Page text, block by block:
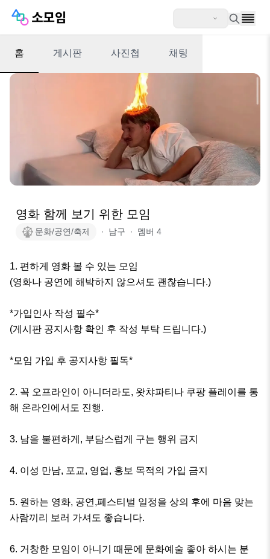
홈 게시판 사진첩 채팅
영화 함께 보기 위한 모임
문화/공연/축제 ∙ 남구 ∙ 멤버 4
1. 편하게 영화 볼 수 있는 모임
(영화나 공연에 해박하지 않으셔도 괜찮습니다.)
*가입인사 작성 필수*
(게시판 공지사항 확인 후 작성 부탁 드립니다.)
*모임 가입 후 공지사항 필독*
2. 꼭 오프라인이 아니더라도, 왓챠파티나 쿠팡 플레이를 통
해 온라인에서도 진행.
3. 남을 불편하게, 부담스럽게 구는 행위 금지
4. 이성 만남, 포교, 영업, 홍보 목적의 가입 금지
5. 원하는 영화, 공연,페스티벌 일정을 상의 후에 마음 맞는
사람끼리 보러 가셔도 좋습니다.
6. 거창한 모임이 아니기 때문에 문화예술 좋아 하시는 분